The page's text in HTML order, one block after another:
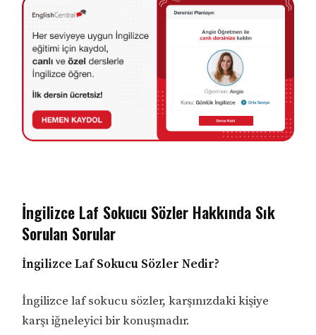
İngilizce Laf Sokucu Sözler Hakkında Sık
Sorulan Sorular
İngilizce Laf Sokucu Sözler Nedir?
İngilizce laf sokucu sözler, karşınızdaki kişiye
karşı iğneleyici bir konuşmadır.